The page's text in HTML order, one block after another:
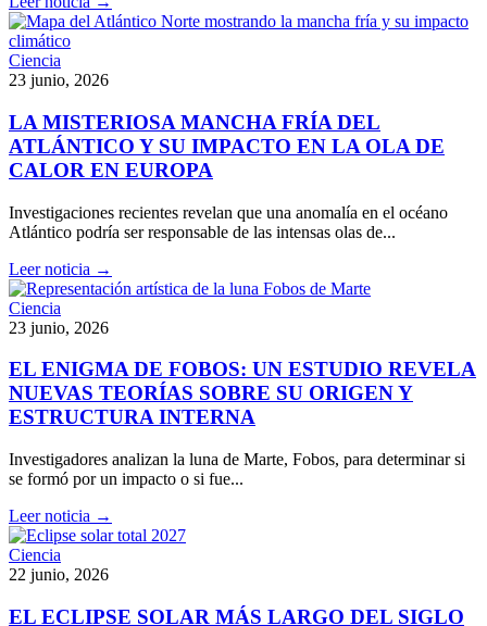
Ciencia
23 junio, 2026
LA MISTERIOSA MANCHA FRÍA DEL
ATLÁNTICO Y SU IMPACTO EN LA OLA DE
CALOR EN EUROPA
Investigaciones recientes revelan que una anomalía en el océano
Atlántico podría ser responsable de las intensas olas de...
Leer noticia →
Ciencia
23 junio, 2026
EL ENIGMA DE FOBOS: UN ESTUDIO REVELA
NUEVAS TEORÍAS SOBRE SU ORIGEN Y
ESTRUCTURA INTERNA
Investigadores analizan la luna de Marte, Fobos, para determinar si
se formó por un impacto o si fue...
Leer noticia →
Ciencia
22 junio, 2026
EL ECLIPSE SOLAR MÁS LARGO DEL SIGLO